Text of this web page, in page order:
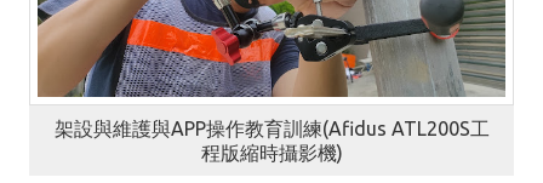
架設與維護與APP操作教育訓練(Afidus ATL200S工
程版縮時攝影機)